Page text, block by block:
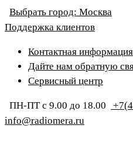
Выбрать город: Москва
Поддержка клиентов
Контактная информация
Дайте нам обратную
Сервисный центр
ПН-ПТ с 9.00 до 18.00
info@radiomera.ru